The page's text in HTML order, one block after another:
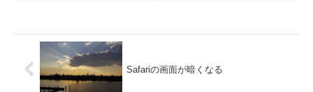
Safariの画面が暗くなる